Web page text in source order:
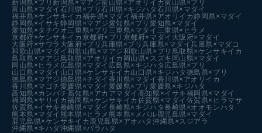
新潟県×ブリ 新潟県×マアジ富山県×アオリイカ富山県×ブリ
富山県×マダイ 石川県×ブリ石川県×キジハタ 石川県×マダイ
福井県×ケンサキイカ 福井県×マダイ福井県×アオリイカ静岡県×マダイ
静岡県×イサキ静岡県×マアジ愛知県×ブリ愛知県×マダイ
愛知県×タチウオ三重県×ブリ 三重県×マダイ 三重県×ヒラメ
京都府×ケンサキイカ 京都府×ブリ 京都府×マダイ 大阪府×マダイ
大阪府×サワラ 大阪府×ブリ兵庫県×ブリ兵庫県×マダイ兵庫県×マダコ
和歌山県×マダイ和歌山県×マアジ和歌山県×ブリ 鳥取県×ケンサキイカ
鳥取県×マアジ 鳥取県×アオリイカ 岡山県×スズキ 岡山県×マダイ
岡山県×ヒラメ 広島県×マダイ 広島県×キジハタ 広島県×ブリ
山口県×マダイ 山口県×ケンサキイカ 山口県×キジハタ 徳島県×ブリ
徳島県×マアジ徳島県×チダイ 香川県×マダイ 香川県×アオリイカ
香川県×マゴチ愛媛県×マダイ 愛媛県×ブリ愛媛県×キジハタ
高知県×カンパチ高知県×アカアマダイ 高知県×イサキ福岡県×マダイ
福岡県×ヤリイカ福岡県×ケンサキイカ 佐賀県×マダイ 佐賀県×ヒラマサ
佐賀県×イサキ長崎県×マダイ 長崎県×キジハタ長崎県×オオモンハタ
熊本県×マダイ 熊本県×ヒラメ 熊本県×メバル 鹿児島県×マダイ
鹿児島県×ケンサキイカ 鹿児島県×アオハタ沖縄県×スジアラ
沖縄県×キハダ沖縄県×バラハタ